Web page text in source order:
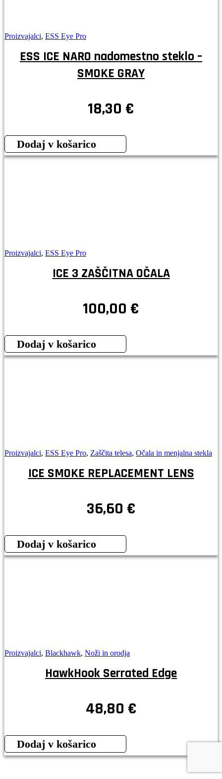
Proizvajalci, ESS Eye Pro
ESS ICE NARO nadomestno steklo –
SMOKE GRAY
18,30 €
Dodaj v košarico
Proizvajalci, ESS Eye Pro
ICE 3 ZAŠČITNA OČALA
100,00 €
Dodaj v košarico
Proizvajalci, ESS Eye Pro, Zaščita telesa, Očala in menjalna stekla
ICE SMOKE REPLACEMENT LENS
36,60 €
Dodaj v košarico
Proizvajalci, Blackhawk, Noži in orodja
HawkHook Serrated Edge
48,80 €
Dodaj v košarico